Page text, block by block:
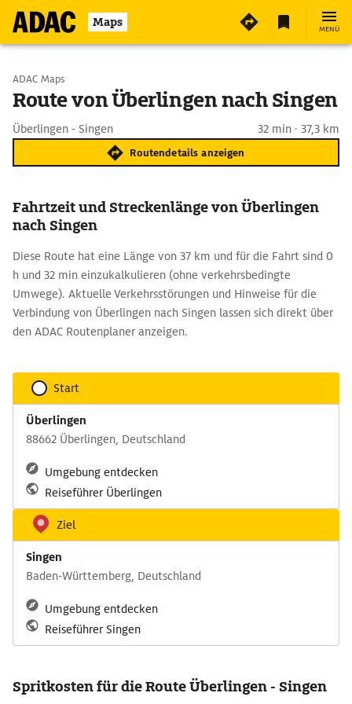
Maps MENÜ
Start wählen
ADAC Maps
Route von Überlingen nach Singen
Überlingen - Singen 32 min · 37,3 km
Routendetails anzeigen
Fahrtzeit und Streckenlänge von Überlingen
nach Singen
Diese Route hat eine Länge von 37 km und für die Fahrt sind 0
h und 32 min einzukalkulieren (ohne verkehrsbedingte
Umwege). Aktuelle Verkehrsstörungen und Hinweise für die
Verbindung von Überlingen nach Singen lassen sich direkt über
den ADAC Routenplaner anzeigen.
Start
Überlingen
88662 Überlingen, Deutschland
Umgebung entdecken
Reiseführer Überlingen
Ziel
Singen
Baden-Württemberg, Deutschland
Umgebung entdecken
Reiseführer Singen
Spritkosten für die Route Überlingen - Singen